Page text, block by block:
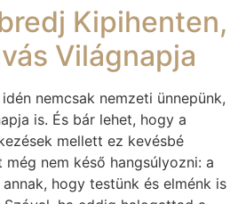
Kipihenten,
Világnapja
nemcsak nemzeti ünnepünk,
is. És bár lehet, hogy a
mellett ez kevésbé
nem késő hangsúlyozni: a
hogy testünk és elménk is